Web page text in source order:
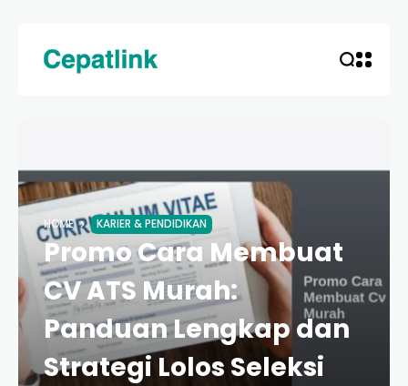
HOME KARIER & PENDIDIKAN
Promo Cara Membuat
CV ATS Murah:
Panduan Lengkap dan
Strategi Lolos Seleksi